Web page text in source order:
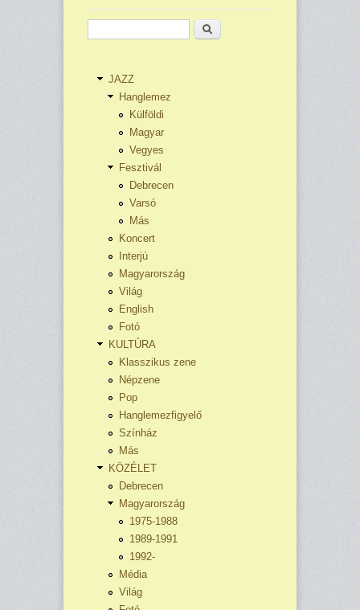
Keresés
JAZZ
Hanglemez
Külföldi
Magyar
Vegyes
Fesztivál
Debrecen
Varsó
Más
Koncert
Interjú
Magyarország
Világ
English
Fotó
KULTÚRA
Klasszikus zene
Népzene
Pop
Hanglemezfigyelő
Színház
Más
KÖZÉLET
Debrecen
Magyarország
1975-1988
1989-1991
1992-
Média
Világ